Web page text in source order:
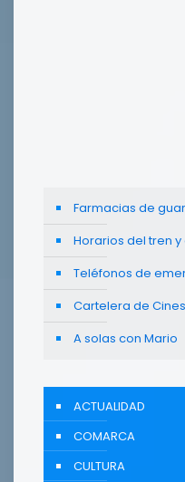
Farmacias de
Horarios del tren
Teléfonos de
Cartelera de Cines
A solas con Mario
ACTUALIDAD
COMARCA
CULTURA